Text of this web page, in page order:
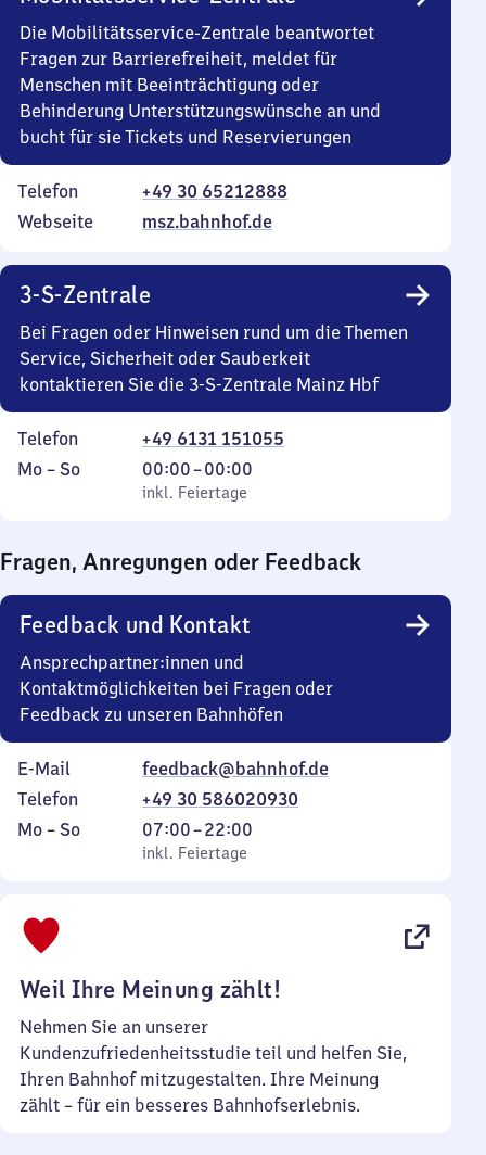
Die Mobilitätsservice-Zentrale beantwortet
Fragen zur Barrierefreiheit, meldet für
Menschen mit Beeinträchtigung oder
Behinderung Unterstützungswünsche an und
bucht für sie Tickets und Reservierungen
Telefon
+49 30 65212888
Webseite
msz.bahnhof.de
3-S-Zentrale
Bei Fragen oder Hinweisen rund um die Themen
Service, Sicherheit oder Sauberkeit
kontaktieren Sie die 3-S-Zentrale Mainz Hbf
Telefon
+49 6131 151055
Montag
Mo – So,
inkl. Feiertage
00:00–00:00
Von
0
0
Uhr
inkl. Feiertage
Fragen, Anregungen oder Feedback
Feedback und Kontakt
Ansprechpartner:innen und
Kontaktmöglichkeiten bei Fragen oder
Feedback zu unseren Bahnhöfen
E-Mail
feedback@bahnhof.de
Telefon
+49 30 586020930
Montag
Mo – So,
inkl. Feiertage
07:00–22:00
Von
7
inkl. Feiertage
Weil Ihre Meinung zählt!
Nehmen Sie an unserer
Kundenzufriedenheitsstudie teil und helfen Sie,
Ihren Bahnhof mitzugestalten. Ihre Meinung
zählt – für ein besseres Bahnhofserlebnis.